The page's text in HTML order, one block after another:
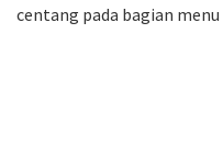
centang pada bagian menu